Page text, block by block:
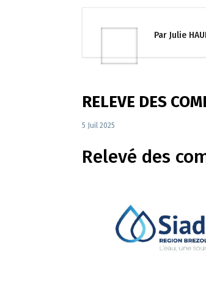
Par Julie
RELEVE DES
5 Juil 2025
Relevé des